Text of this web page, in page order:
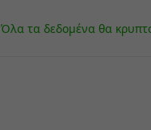
Όλα τα δεδομένα θα